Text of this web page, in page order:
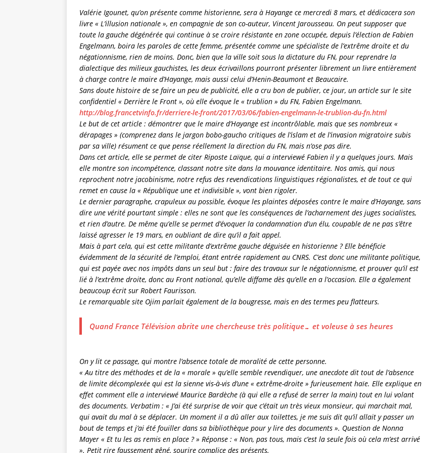
Valérie Igounet, qu’on présente comme historienne, sera à Hayange ce mercredi 8 mars, et dédicacera son
livre « L’illusion nationale », en compagnie de son co-auteur, Vincent Jarousseau. On peut supposer que
toute la gauche dégénérée qui continue à se croire résistante en zone occupée, depuis l’élection de Fabien
Engelmann, boira les paroles de cette femme, présentée comme une spécialiste de l’extrême droite et du
négationnisme, rien de moins. Donc, bien que la ville soit sous la dictature du FN, pour reprendre la
dialectique des milieux gauchistes, les deux écrivaillons pourront présenter librement un livre entièrement
à charge contre le maire d’Hayange, mais aussi celui d’Henin-Beaumont et Beaucaire.
Sans doute histoire de se faire un peu de publicité, elle a cru bon de publier, ce jour, un article sur le site
confidentiel « Derrière le Front », où elle évoque le « trublion » du FN, Fabien Engelmann.
http://blog.francetvinfo.fr/derriere-le-front/2017/03/06/fabien-engelmann-le-trublion-du-fn.html
Le but de cet article : démontrer que le maire d’Hayange est incontrôlable, mais que ses nombreux «
dérapages » (comprenez dans le jargon bobo-gaucho critiques de l’islam et de l’invasion migratoire subis
par sa ville) résument ce que pense réellement la direction du FN, mais n’ose pas dire.
Dans cet article, elle se permet de citer Riposte Laïque, qui a interviewé Fabien il y a quelques jours. Mais
elle montre son incompétence, classant notre site dans la mouvance identitaire. Nos amis, qui nous
reprochent notre jacobinisme, notre refus des revendications linguistiques régionalistes, et de tout ce qui
remet en cause la « République une et indivisible », vont bien rigoler.
Le dernier paragraphe, crapuleux au possible, évoque les plaintes déposées contre le maire d’Hayange, sans
dire une vérité pourtant simple : elles ne sont que les conséquences de l’acharnement des juges socialistes,
et rien d’autre. De même qu’elle se permet d’évoquer la condamnation d’un élu, coupable de ne pas s’être
laissé agresser le 19 mars, en oubliant de dire qu’il a fait appel.
Mais à part cela, qui est cette militante d’extrême gauche déguisée en historienne ? Elle bénéficie
évidemment de la sécurité de l’emploi, étant entrée rapidement au CNRS. C’est donc une militante politique,
qui est payée avec nos impôts dans un seul but : faire des travaux sur le négationnisme, et prouver qu’il est
lié à l’extrême droite, donc au Front national, qu’elle diffame dès qu’elle en a l’occasion. Elle a également
beaucoup écrit sur Robert Faurisson.
Le remarquable site Ojim parlait également de la bougresse, mais en des termes peu flatteurs.
Quand France Télévision abrite une chercheuse très politique… et voleuse à ses heures
On y lit ce passage, qui montre l’absence totale de moralité de cette personne.
« Au titre des méthodes et de la « morale » qu’elle semble revendiquer, une anecdote dit tout de l’absence
de limite décomplexée qui est la sienne vis-à-vis d’une « extrême-droite » furieusement haïe. Elle explique en
effet comment elle a interviewé Maurice Bardèche (à qui elle a refusé de serrer la main) tout en lui volant
des documents. Verbatim : « J’ai été surprise de voir que c’était un très vieux monsieur, qui marchait mal,
qui avait du mal à se déplacer. Un moment il a dû aller aux toilettes, je me suis dit qu’il allait y passer un
bout de temps et j’ai été fouiller dans sa bibliothèque pour y lire des documents ». Question de Nonna
Mayer « Et tu les as remis en place ? » Réponse : « Non, pas tous, mais c’est la seule fois où cela m’est arrivé
». Petit rire faussement gêné, sourire complice des présents.